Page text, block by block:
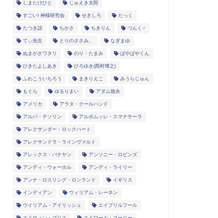
しまたけひと じゅえき太郎
すごい! 神様研究会 せきしろ たっく
たつき諒 ちかさ ちきりん つんく♂
てぃ先生 とりのささみ。 なぎまゆ
ぬまがさワタリ のり・たまみ ぱやぱやくん
ひきたよしあき ひろゆき(西村博之)
ふわこういちろう まきりえこ みうらじゅん
もぐら ゆるりまい アダム徳永
アメリカ アラタ・クールハンド
アルパ・テソリン アルボムッレ・スマナサーラ
アレクサンダー・ロックハート
アレクサンドラ・ラインヴァルト
アレックス・バナヤン アンソニー・ロビンズ
アンディ・ウォーホル アンディ・ライリー
アンナ・ロスリング・ロンランド イギリス
インディアン ウィリアム・レーネン
ウイリアム・アイリッシュ エイプリルフール